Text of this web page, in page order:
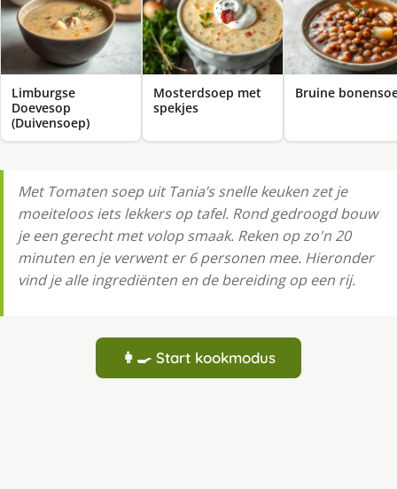
Limburgse
Doevesop
(Duivensoep)
Mosterdsoep met
spekjes
Bruine
Met Tomaten soep uit Tania’s snelle keuken zet je
moeiteloos iets lekkers op tafel. Rond gedroogd bouw
je een gerecht met volop smaak. Reken op zo'n 20
minuten en je verwent er 6 personen mee. Hieronder
vind je alle ingrediënten en de bereiding op een rij.
👩‍🍳 Start kookmodus